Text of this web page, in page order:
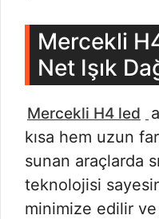
Mercekli
Net Işık
Mercekli H4 led
kısa hem uzun
sunan araçlarda
teknolojisi
minimize edilir